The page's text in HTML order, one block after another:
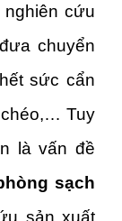
cứu
chuyển
sức cẩn
chéo,… Tuy
là vấn đề
sạch
sản xuất